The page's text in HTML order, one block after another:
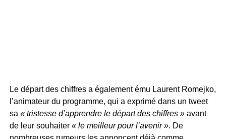
Le départ des chiffres a également ému Laurent Romejko,
l’animateur du programme, qui a exprimé dans un tweet
sa « tristesse d’apprendre le départ des chiffres »avant
de leur souhaiter « le meilleur pour l’avenir ». De